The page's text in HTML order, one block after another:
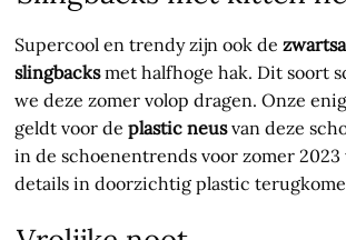
Supercool en trendy zijn ook de
slingbacksmet halfhoge hak. Dit soort
we deze zomer volop dragen. Onze
geldt voor deplastic neusvan deze
in de schoenentrends voor zomer 2023
details in doorzichtig plastic